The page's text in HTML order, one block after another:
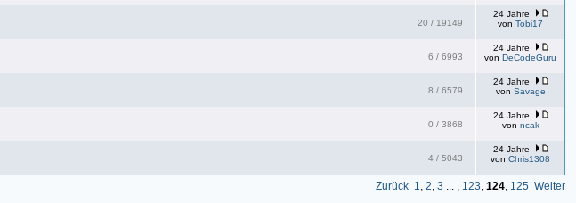
20 / 19149
24 Jahre
von Tobi17
6 / 6993
24 Jahre
von DeCodeGuru
8 / 6579
24 Jahre
von Savage
0 / 3868
24 Jahre
von ncak
4 / 5043
24 Jahre
von Chris1308
Zurück 1, 2, 3 ... , 123, 124, 125 Weiter